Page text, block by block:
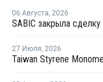
06 Августа, 2026
27 Июля, 2026